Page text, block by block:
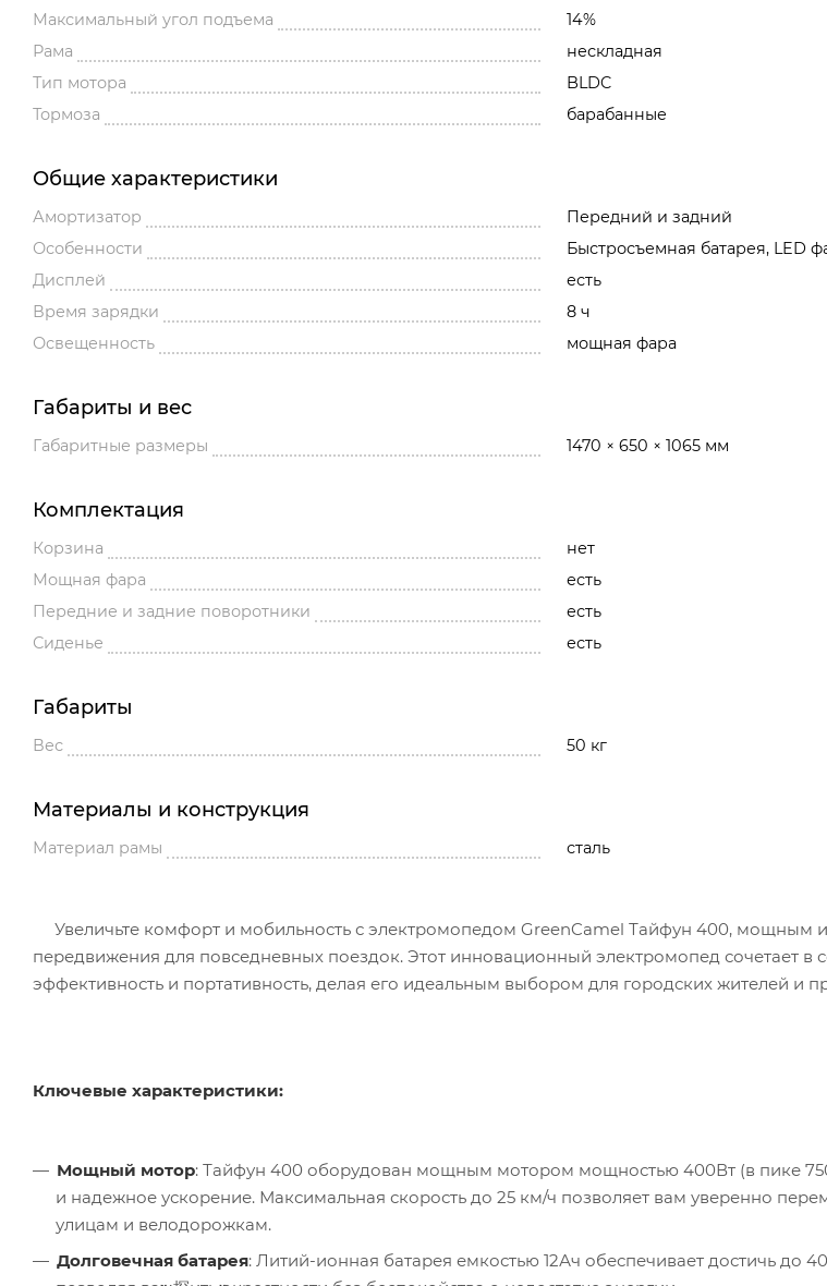
Максимальный угол подъема
14%
Рама
нескладная
Тип мотора
BLDC
Тормоза
барабанные
Общие характеристики
Амортизатор
Передний и задний
Особенности
Быстросъемная батарея, LED
Дисплей
есть
Время зарядки
8 ч
Освещенность
мощная фара
Габариты и вес
Габаритные размеры 1470 × 650 × 1065 мм
Комплектация
Корзина
нет
Мощная фара
есть
Передние и задние поворотники
есть
Сиденье
есть
Габариты
Вес 50 кг
Материалы и конструкция
Материал рамы сталь
Увеличьте комфорт и мобильность с электромопедом GreenCamel Тайфун 400, мощным
передвижения для повседневных поездок. Этот инновационный электромопед сочетает в
эффективность и портативность, делая его идеальным выбором для городских жителей и
Ключевые характеристики:
Мощный мотор: Тайфун 400 оборудован мощным мотором мощностью 400Вт (в пике
и надежное ускорение. Максимальная скорость до 25 км/ч позволяет вам уверенно
улицам и велодорожкам.
Долговечная батарея: Литий-ионная батарея емкостью 12Ач обеспечивает достичь до